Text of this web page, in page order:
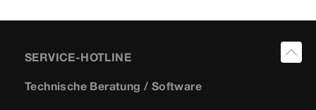
SERVICE-HOTLINE
Technische Beratung / Software